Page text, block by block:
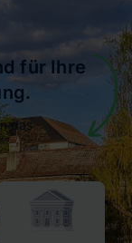
für Ihre
das